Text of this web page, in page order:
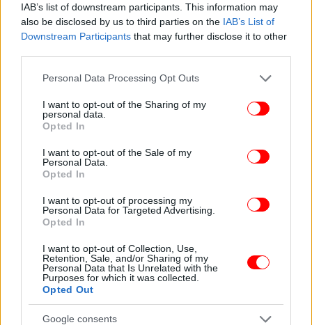
IAB’s list of downstream participants. This information may
also be disclosed by us to third parties on the IAB’s List of
Downstream Participants that may further disclose it to other
Please note that this website/app uses one or more Google
not limited to your visit or usage behaviour. You may click to
grant or deny consent to Google and its third-party tags to
use your data for below specified purposes in below Google
consent section.
Personal Data Processing Opt Outs
I want to opt-out of the Sharing of my
personal data.
Opted In
I want to opt-out of the Sale of my
Personal Data.
Opted In
I want to opt-out of processing my
Personal Data for Targeted Advertising.
Opted In
I want to opt-out of Collection, Use,
Retention, Sale, and/or Sharing of my
Personal Data that Is Unrelated with the
Purposes for which it was collected.
Opted Out
Google consents